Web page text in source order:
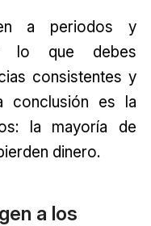
a periodos y
lo que debes
consistentes y
conclusión es la
la mayoría de
dinero.
a los